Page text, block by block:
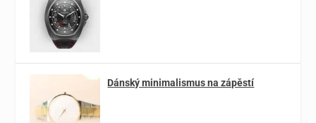
Dánský minimalismus na zápěstí